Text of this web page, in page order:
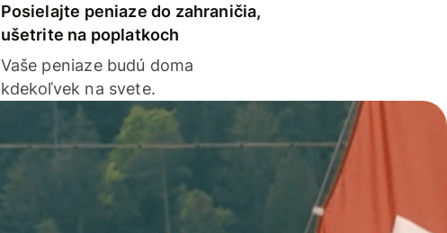
Posielajte peniaze do zahraničia,
ušetrite na poplatkoch
Vaše peniaze budú doma
kdekoľvek na svete.